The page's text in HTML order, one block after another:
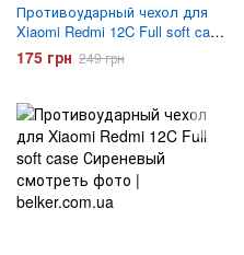
Противоударный чехол для
Xiaomi Redmi 12C Full soft case
Красный
175 грн 249 грн